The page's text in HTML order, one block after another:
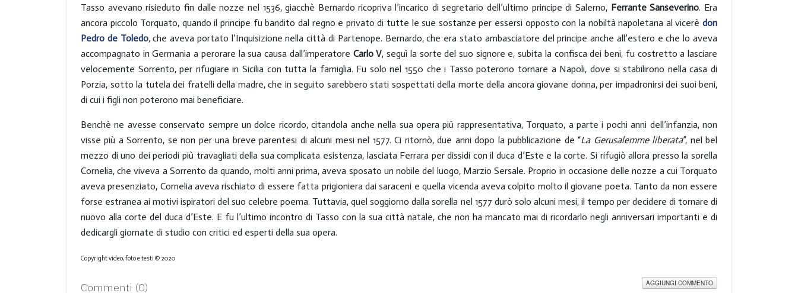
Tasso avevano risieduto fin dalle nozze nel 1536, giacchè Bernardo ricopriva l’incarico di segretario dell’ultimo principe di Salerno, Ferrante Sanseverino. Era
ancora piccolo Torquato, quando il principe fu bandito dal regno e privato di tutte le sue sostanze per essersi opposto con la nobiltà napoletana al vicerè don
Pedro de Toledo,che aveva portato l’Inquisizione nella città di Partenope. Bernardo, che era stato ambasciatore del principe anche all’estero e che lo aveva
accompagnato in Germania a perorare la sua causa dall’imperatore Carlo V, seguì la sorte del suo signore e, subita la confisca dei beni, fu costretto a lasciare
velocemente Sorrento, per rifugiare in Sicilia con tutta la famiglia. Fu solo nel 1550 che i Tasso poterono tornare a Napoli, dove si stabilirono nella casa di
Porzia, sotto la tutela dei fratelli della madre, che in seguito sarebbero stati sospettati della morte della ancora giovane donna, per impadronirsi dei suoi beni,
di cui i figli non poterono mai beneficiare.
Benchè ne avesse conservato sempre un dolce ricordo, citandola anche nella sua opera più rappresentativa, Torquato, a parte i pochi anni dell’infanzia, non
visse più a Sorrento, se non per una breve parentesi di alcuni mesi nel 1577. Ci ritornò, due anni dopo la pubblicazione de “La Gerusalemme liberata”, nel bel
mezzo di uno dei periodi più travagliati della sua complicata esistenza, lasciata Ferrara per dissidi con il duca d’Este e la corte. Si rifugiò allora presso la sorella
Cornelia, che viveva a Sorrento da quando, molti anni prima, aveva sposato un nobile del luogo, Marzio Sersale. Proprio in occasione delle nozze a cui Torquato
aveva presenziato, Cornelia aveva rischiato di essere fatta prigioniera dai saraceni e quella vicenda aveva colpito molto il giovane poeta. Tanto da non essere
forse estranea ai motivi ispiratori del suo celebre poema. Tuttavia, quel soggiorno dalla sorella nel 1577 durò solo alcuni mesi, il tempo per decidere di tornare di
nuovo alla corte del duca d’Este. E fu l’ultimo incontro di Tasso con la sua città natale, che non ha mancato mai di ricordarlo negli anniversari importanti e di
dedicargli giornate di studio con critici ed esperti della sua opera.
Copyright video, foto e testi © 2020
Commenti (0) AGGIUNGI COMMENTO